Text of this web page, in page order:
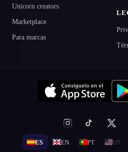
Unicorn creators
Marketplace
Para marcas
ES EN PT US